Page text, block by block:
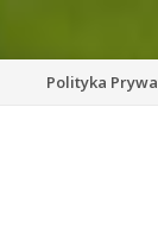
Skip
Polityka